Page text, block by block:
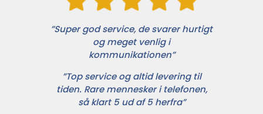
”Super god service, de svarer hurtigt
og meget venlig i
kommunikationen”
”Top service og altid levering til
tiden. Rare mennesker i telefonen,
så klart 5 ud af 5 herfra”